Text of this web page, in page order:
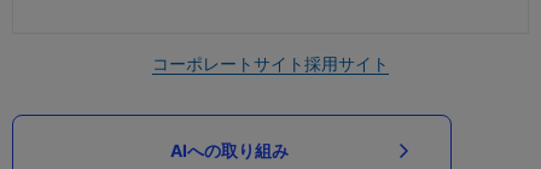
コーポレートサイト採用サイト
AIへの取り組み